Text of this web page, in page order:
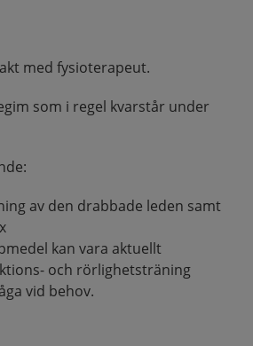
med fysioterapeut.
som i regel kvarstår under
av den drabbade leden samt
kan vara aktuellt
och rörlighetsträning
vid behov.